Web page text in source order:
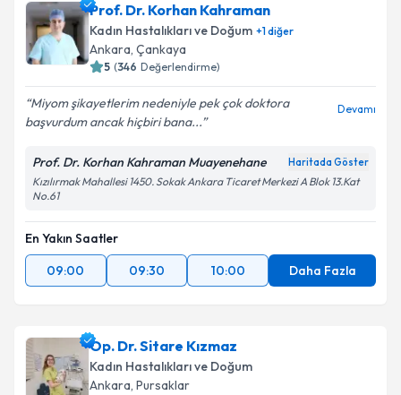
almanız için bir takvim hazırlandığında e-posta ile
bilgilendireceğiz.
E-posta Adresiniz
Metni'ni okudum ve kişisel verilerimin belirtilen
kapsamda işlenmesini kabul ediyorum.
Prof. Dr. Korhan Kahraman
Kadın Hastalıkları ve Doğum +1diğer
Ankara, Çankaya
5 (346 Değerlendirme)
Miyom şikayetlerim nedeniyle pek çok doktora
başvurdum ancak hiçbiri bana...
Devamı
Prof. Dr. Korhan Kahraman Muayenehane Haritada Göster
Kızılırmak Mahallesi 1450. Sokak Ankara Ticaret Merkezi A Blok 13.Kat
No.61
En Yakın Saatler
09:00
09:30 10:00 Daha Fazla
Op. Dr. Sitare Kızmaz
Kadın Hastalıkları ve Doğum
Ankara, Pursaklar